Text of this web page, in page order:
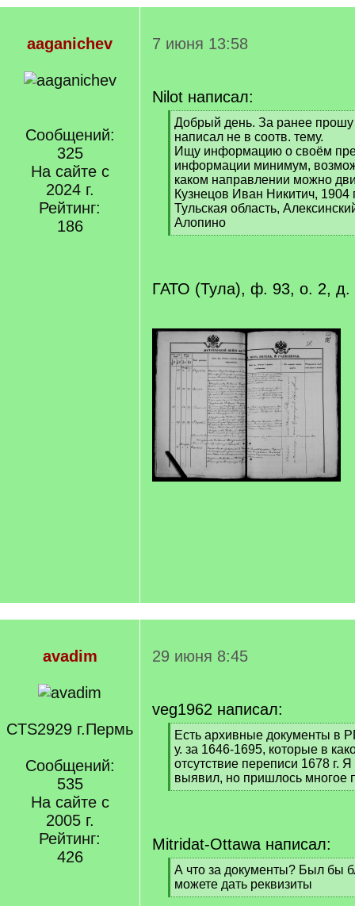
aaganichev
Сообщений:
325
На сайте с
2024 г.
Рейтинг:
186
7 июня 13:58
Nilot написал:
[
q
]
Добрый день. За ранее
написал не в соотв. тему.
Ищу информацию о своём
информации минимум,
каком направлении можно
Кузнецов Иван Никитич, 1904
Тульская область,
Алопино
[
ГАТО (Тула), ф. 93, о. 2, д.
avadim
CTS2929 г.Пермь
Сообщений:
535
На сайте с
2005 г.
Рейтинг:
426
29 июня 8:45
veg1962 написал:
[
q
]
Есть архивные документы в
у. за 1646-1695, которые в
отсутствие переписи 1678 г.
выявил, но пришлось многое
[
Mitridat-Ottawa написал:
[
q
]
А что за документы? Был бы
можете дать реквизиты
[